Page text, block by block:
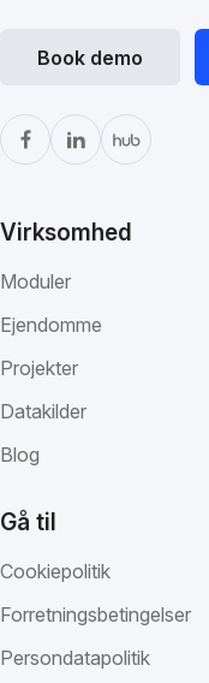
Book demo
Virksomhed
Moduler
Ejendomme
Projekter
Datakilder
Blog
Gå til
Cookiepolitik
Forretningsbetingelser
Persondatapolitik